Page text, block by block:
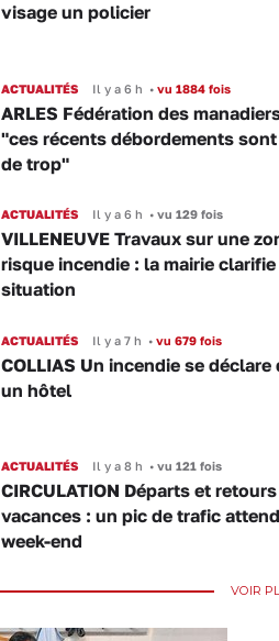
visage un policier
ACTUALITÉS Il y a 6 h •vu 1884 fois
ARLES Fédération des
"ces récents débordements
de trop"
ACTUALITÉS Il y a 6 h •vu 129 fois
VILLENEUVE Travaux sur une
risque incendie : la mairie
situation
ACTUALITÉS Il y a 7 h •vu 679 fois
COLLIAS Un incendie se déclare
un hôtel
ACTUALITÉS Il y a 8 h •vu 121 fois
CIRCULATION Départs et
vacances : un pic de trafic
week-end
VOIR